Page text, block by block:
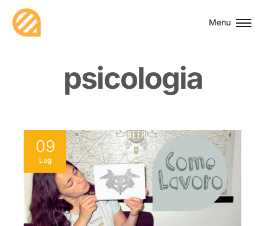
Menu
psicologia
09
Lug